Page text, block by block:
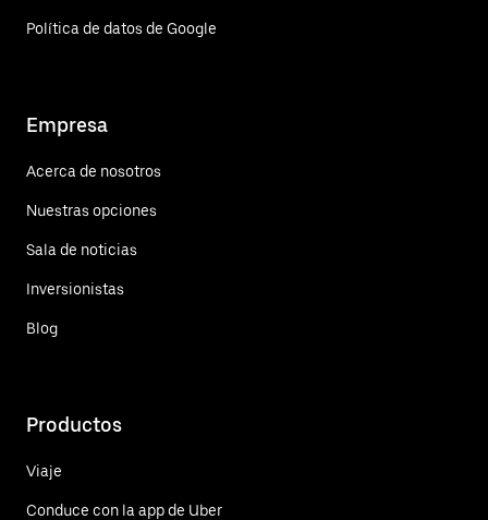
Política de datos de Google
Empresa
Acerca de nosotros
Nuestras opciones
Sala de noticias
Inversionistas
Blog
Productos
Viaje
Conduce con la app de Uber